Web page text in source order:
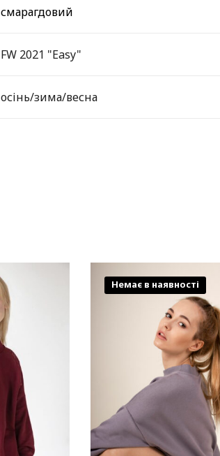
смарагдовий
FW 2021 "Easy"
осінь/зима/весна
Немає в наявності